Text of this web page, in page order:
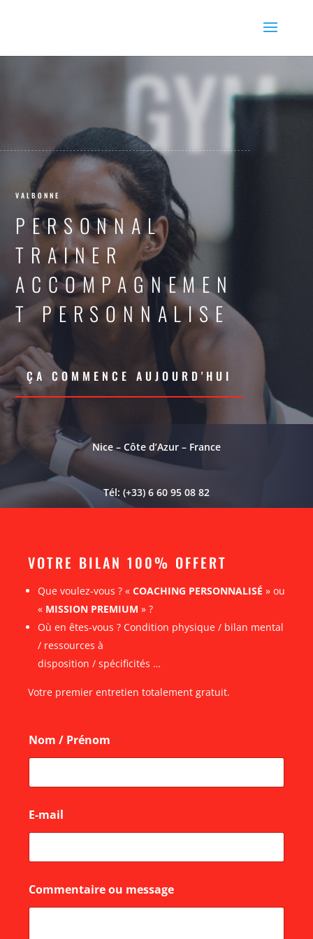
GYM
VALBONNE
PERSONNAL
TRAINER
ACCOMPAGNEMEN
T PERSONNALISE
ÇA COMMENCE AUJOURD'HUI
Nice – Côte d’Azur – France
Tél: (+33) 6 60 95 08 82
VOTRE BILAN 100% OFFERT
Que voulez-vous ? « COACHING PERSONNALISÉ » ou
« MISSION PREMIUM » ?
Où en êtes-vous ? Condition physique / bilan mental
/ ressources à
disposition / spécificités …
Votre premier entretien totalement gratuit.
Nom / Prénom *
E-mail *
u
o
Commentaire ou message